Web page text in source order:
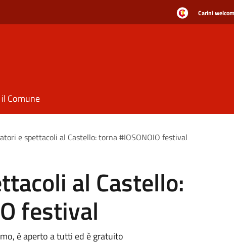
Carini
Comune
e spettacoli al Castello: torna #IOSONOIO festival
al Castello:
festival
è aperto a tutti ed è gratuito